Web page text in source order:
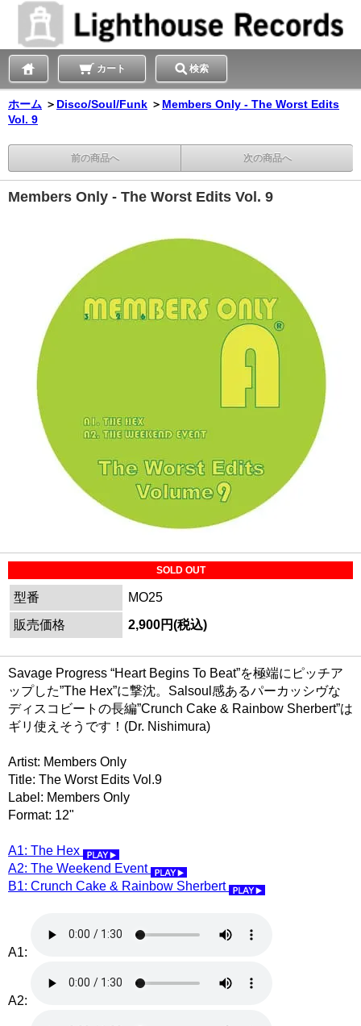
カート 検索
ホーム ＞ Disco/Soul/Funk ＞ Members Only - The Worst Edits
Vol. 9
前の商品へ 次の商品へ
Members Only - The Worst Edits Vol. 9
SOLD OUT
型番
MO25
販売価格
2,900円(税込)
Savage Progress “Heart Begins To Beat”を極端にピッチア
ップした”The Hex”に撃沈。Salsoul感あるパーカッシヴな
ディスコビートの長編”Crunch Cake & Rainbow Sherbert”は
ギリ使えそうです！(Dr. Nishimura)
Artist: Members Only
Title: The Worst Edits Vol.9
Label: Members Only
Format: 12"
A1: The Hex
A2: The Weekend Event
B1: Crunch Cake & Rainbow Sherbert
A1:
A2: